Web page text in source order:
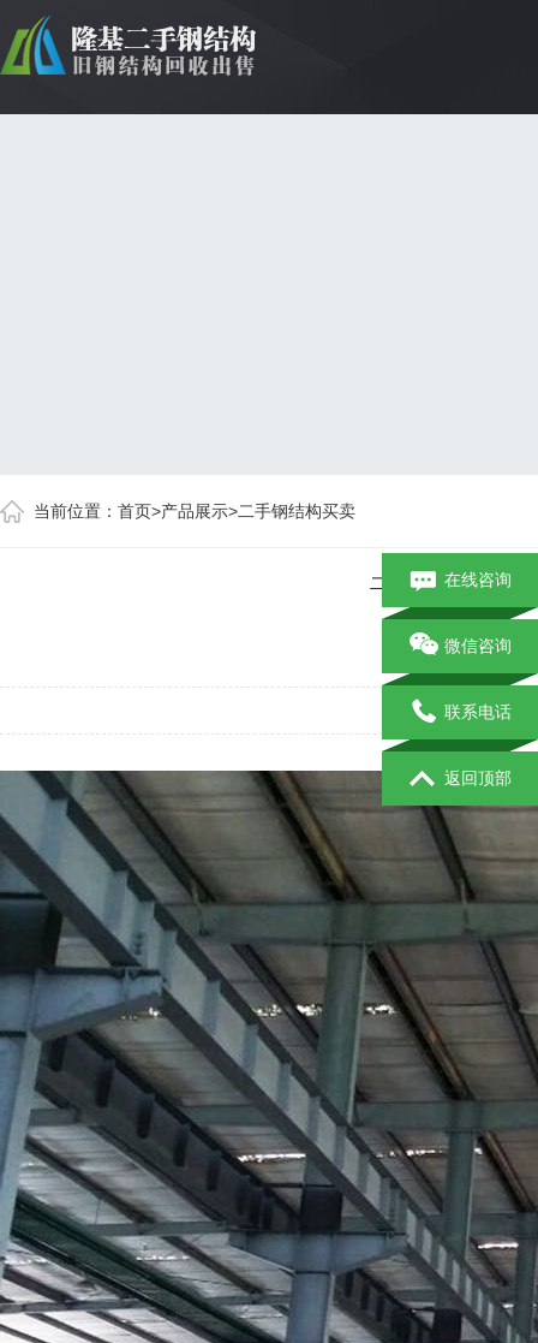
当前位置： 首页>产品展示>二手钢结构买卖
二手钢结构 二手
在线咨询
微信咨询
联系电话
返回顶部